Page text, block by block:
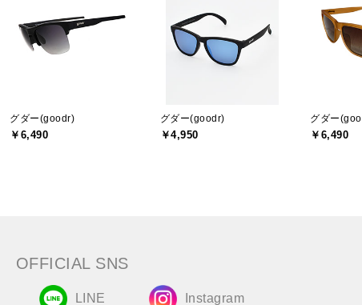
グダー(goodr)
￥6,490
グダー(goodr)
￥4,950
グダー
￥6,490
OFFICIAL SNS
LINE Instagram